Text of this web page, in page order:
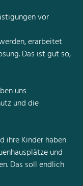
vor
erarbeitet
Das ist gut so,
uns
und die
ihre Kinder haben
und
Das soll endlich